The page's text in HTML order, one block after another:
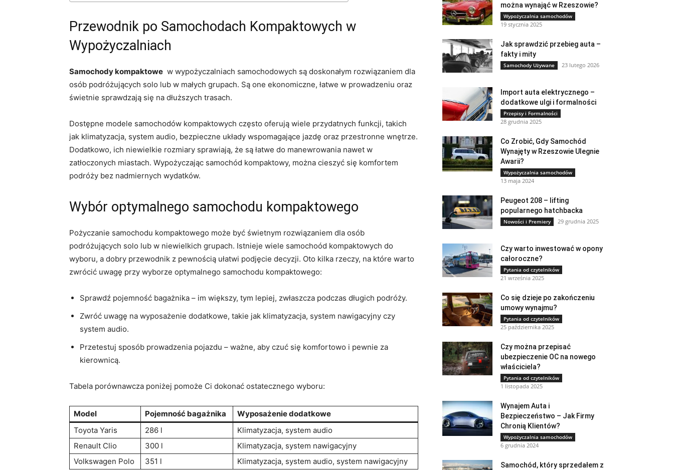
Przewodnik po Samochodach⁢ Kompaktowych w
Wypożyczalniach
Samochody kompaktowe ‍ w wypożyczalniach samochodowych są ​doskonałym rozwiązaniem dla
osób⁤ podróżujących ⁤solo lub w małych grupach. Są one ekonomiczne, łatwe w ⁤prowadzeniu oraz
świetnie sprawdzają się‌ na dłuższych trasach.
Dostępne modele ⁤samochodów kompaktowych często‌ oferują wiele przydatnych funkcji, ‍takich‌
jak klimatyzacja, system audio, bezpieczne układy wspomagające⁣ jazdę oraz przestronne ‌wnętrze.
Dodatkowo, ich niewielkie rozmiary sprawiają, że są łatwe do manewrowania nawet w‌
zatłoczonych miastach. Wypożyczając samochód kompaktowy, można cieszyć się komfortem
podróży ⁤bez nadmiernych wydatków.
Wybór⁢ optymalnego samochodu kompaktowego
Pożyczanie samochodu kompaktowego może być świetnym rozwiązaniem dla osób
podróżujących solo lub w niewielkich grupach.​ Istnieje wiele samochoód kompaktowych do
wyboru, a dobry przewodnik z pewnością ułatwi podjęcie ⁣decyzji. Oto kilka rzeczy, na które warto
zwrócić uwagę ⁣przy wyborze optymalnego samochodu ⁤kompaktowego:
Sprawdź pojemność bagażnika – im większy, tym lepiej, zwłaszcza podczas długich podróży.
Zwróć uwagę na wyposażenie dodatkowe, takie jak klimatyzacja, system‍ nawigacyjny czy
system audio.
Przetestuj sposób prowadzenia ​pojazdu – ważne, aby czuć się komfortowo i pewnie‌ za
kierownicą.
Tabela porównawcza poniżej pomoże Ci dokonać ostatecznego wyboru:
Model Pojemność bagażnika
Wyposażenie dodatkowe
Toyota Yaris
286 l
Klimatyzacja, system audio
Renault Clio
300⁣ l
Klimatyzacja, system nawigacyjny
Volkswagen ⁣Polo
351 ⁤l Klimatyzacja, system audio, ⁣system nawigacyjny
można wynająć w Rzeszowie?
Wypożyczalnia samochodów
19 stycznia 2025
Jak sprawdzić przebieg auta –
fakty i mity
Samochody Używane 23 lutego 2026
Import auta elektrycznego –
dodatkowe ulgi i formalności
Przepisy i Formalności
28 grudnia 2025
Co Zrobić, Gdy Samochód
Wynajęty w Rzeszowie Ulegnie
Awarii?
Wypożyczalnia samochodów
13 maja 2024
Peugeot 208 – lifting
popularnego hatchbacka
Nowości i Premiery 29 grudnia 2025
Czy warto inwestować w opony
całoroczne?
Pytania od czytelników
21 września 2025
Co się dzieje po zakończeniu
umowy wynajmu?
Pytania od czytelników
25 października 2025
Czy można przepisać
ubezpieczenie OC na nowego
właściciela?
Pytania od czytelników
1 listopada 2025
Wynajem Auta i
Bezpieczeństwo – Jak Firmy
Chronią Klientów?
Wypożyczalnia samochodów
6 grudnia 2024
Samochód, który sprzedałem z